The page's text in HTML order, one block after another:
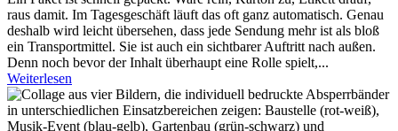
raus damit. Im Tagesgeschäft läuft das oft ganz automatisch. Genau
deshalb wird leicht übersehen, dass jede Sendung mehr ist als bloß
ein Transportmittel. Sie ist auch ein sichtbarer Auftritt nach außen.
Denn noch bevor der Inhalt überhaupt eine Rolle spielt,...
Weiterlesen